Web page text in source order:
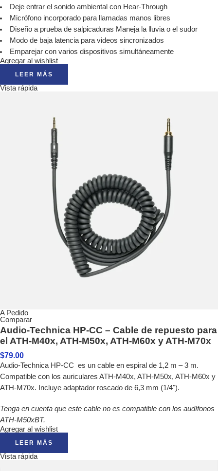
Deje entrar el sonido ambiental con Hear-Through
Micrófono incorporado para llamadas manos libres
Diseño a prueba de salpicaduras Maneja la lluvia o el sudor
Modo de baja latencia para videos sincronizados
Emparejar con varios dispositivos simultáneamente
Agregar al wishlist
LEER MÁS
Vista rápida
A Pedido
Comparar
Audio-Technica HP-CC – Cable de repuesto para
el ATH-M40x, ATH-M50x, ATH-M60x y ATH-M70x
$79.00
Audio-Technica HP-CC es un cable en espiral de 1,2 m – 3 m.
Compatible con los auriculares ATH-M40x, ATH-M50x, ATH-M60x y
ATH-M70x. Incluye adaptador roscado de 6,3 mm (1/4").
Tenga en cuenta que este cable no es compatible con los audífonos
ATH-M50xBT.
Agregar al wishlist
LEER MÁS
Vista rápida